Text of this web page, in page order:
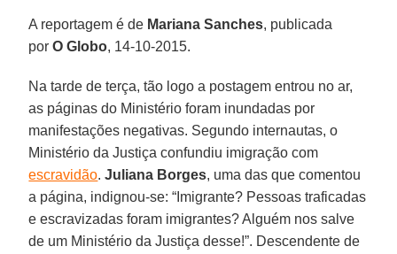
A reportagem é de Mariana Sanches, publicada
por O Globo, 14-10-2015.
Na tarde de terça, tão logo a postagem entrou no ar,
as páginas do Ministério foram inundadas por
manifestações negativas. Segundo internautas, o
Ministério da Justiça confundiu imigração com
escravidão.Juliana Borges, uma das que comentou
a página, indignou-se: “Imigrante? Pessoas traficadas
e escravizadas foram imigrantes? Alguém nos salve
de um Ministério da Justiça desse!”. Descendente de